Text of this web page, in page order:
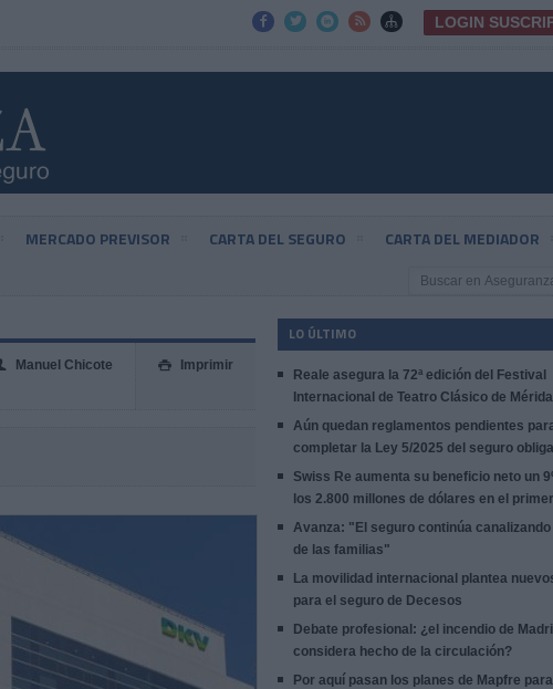
     LOGIN
MERCADO PREVISOR CARTA DEL SEGURO CARTA DEL MEDIADOR
 Imprimir
Manuel Chicote
LO ÚLTIMO
Reale asegura la 72ª edición del Festival
Internacional de Teatro Clásico de Mérida
Aún quedan reglamentos pendientes
completar la Ley 5/2025 del seguro
Swiss Re aumenta su beneficio neto un
los 2.800 millones de dólares en el
Avanza: "El seguro continúa
de las familias"
La movilidad internacional plantea
para el seguro de Decesos
Debate profesional: ¿el incendio de
considera hecho de la circulación?
Por aquí pasan los planes de Mapfre